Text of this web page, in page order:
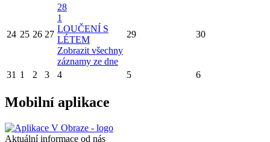
24 25 26 27
28
1
LOUČENÍ S
LÉTEM
Zobrazit všechny
záznamy ze dne
29 30
31 1 2 3 4 5 6
Mobilní aplikace
Aktuální informace od nás